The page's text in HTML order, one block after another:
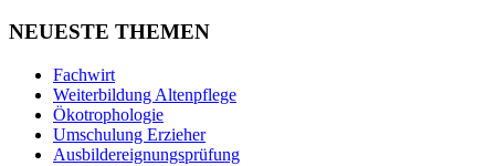
NEUESTE THEMEN
Fachwirt
Weiterbildung Altenpflege
Ökotrophologie
Umschulung Erzieher
Ausbildereignungsprüfung